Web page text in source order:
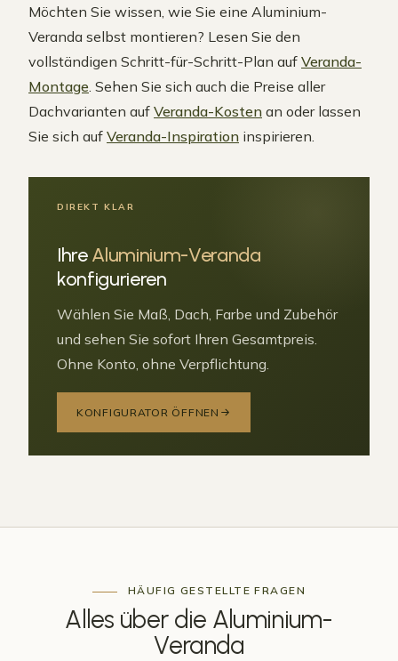
Möchten Sie wissen, wie Sie eine Aluminium-
Veranda selbst montieren? Lesen Sie den
vollständigen Schritt-für-Schritt-Plan auf Veranda-
Montage. Sehen Sie sich auch die Preise aller
Dachvarianten auf Veranda-Kosten an oder lassen
Sie sich auf Veranda-Inspiration inspirieren.
DIREKT KLAR
IhreAluminium-Veranda
konfigurieren
Wählen Sie Maß, Dach, Farbe und Zubehör
und sehen Sie sofort Ihren Gesamtpreis.
Ohne Konto, ohne Verpflichtung.
KONFIGURATOR ÖFFNEN
HÄUFIG GESTELLTE FRAGEN
Alles über die Aluminium-
Veranda